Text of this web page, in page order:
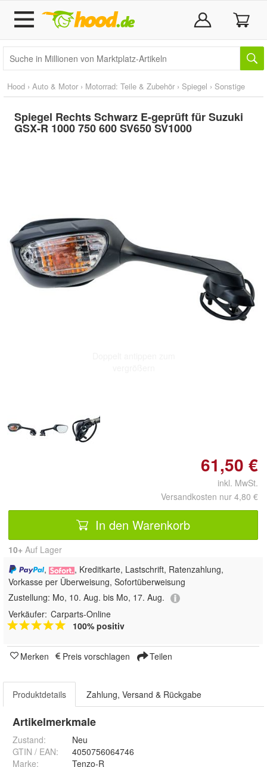
Hood › Auto & Motor › Motorrad: Teile & Zubehör › Spiegel › Sonstige
Spiegel Rechts Schwarz E-geprüft für Suzuki
GSX-R 1000 750 600 SV650 SV1000
61,50 €
inkl. MwSt.
Versandkosten nur 4,80 €
In den Warenkorb
10+ Auf Lager
,
, Kreditkarte, Lastschrift, Ratenzahlung,
Vorkasse per Überweisung, Sofortüberweisung
Zustellung: Mo, 10. Aug. bis Mo, 17. Aug.
Verkäufer: Carparts-Online
100% positiv
Merken Preis vorschlagen Teilen
Produktdetails Zahlung, Versand & Rückgabe
Artikelmerkmale
Zustand:
Neu
GTIN / EAN:
4050756064746
Marke:
Tenzo-R